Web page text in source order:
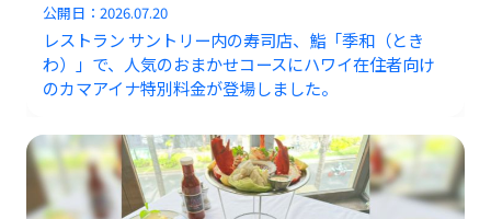
公開日：2026.07.20
レストラン サントリー内の寿司店、鮨「季和（とき
わ）」で、人気のおまかせコースにハワイ在住者向け
のカマアイナ特別料金が登場しました。